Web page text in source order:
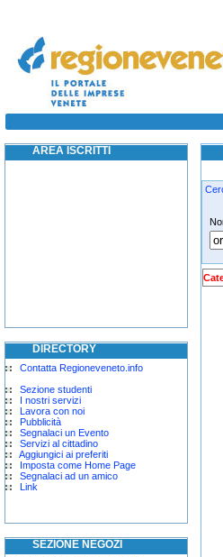
ortopedia santa maria di sala
AREA ISCRITTI
DIRECTORY
Contatta Regioneveneto.info
Sezione studenti
I nostri servizi
Lavora con noi
Pubblicità
Segnalaci un Evento
Servizi al cittadino
Aggiungici ai preferiti
Imposta come Home Page
Segnalaci ad un amico
Link
SEZIONE NEGOZI